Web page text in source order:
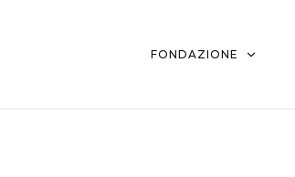
FONDAZIONE